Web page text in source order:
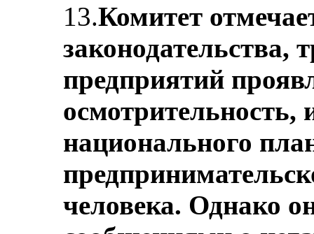
13.Комитет
законодательства,
предприятий
осмотрительность,
национального
человека. Однако